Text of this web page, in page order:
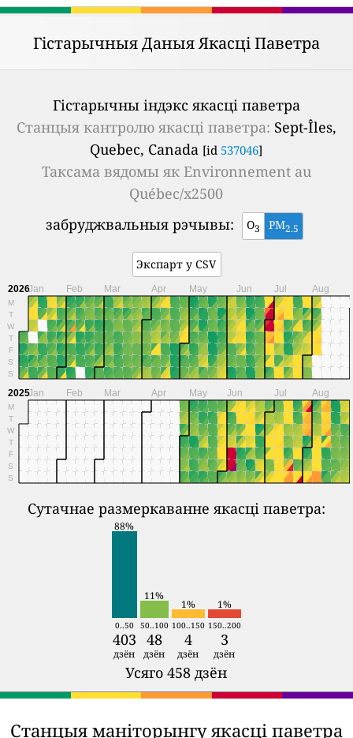
Гістарычныя Даныя Якасці Паветра
Гістарычны індэкс якасці паветра
Станцыя кантролю якасці паветра: Sept-Îles,
Quebec, Canada [id 537046]
Таксама вядомы як Environnement au
Québec/x2500
забруджвальныя рэчывы:
O3 PM2.5
Экспарт у CSV
2026
M
T
W
T
F
S
S
Jan Feb Mar Apr May Jun Jul Aug
2025
M
T
W
T
F
S
S
Jan Feb Mar Apr May Jun Jul Aug
Сутачнае размеркаванне якасці паветра:
88%
11%
1% 1%
0..50 50..100 100..150 150..200
403 48 4 3
дзён дзён дзён дзён
Усяго 458 дзён
Станцыя маніторынгу якасці паветра